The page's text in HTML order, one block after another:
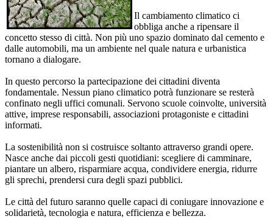
Il cambiamento climatico ci
obbliga anche a ripensare il
concetto stesso di città. Non più uno spazio dominato dal cemento e
dalle automobili, ma un ambiente nel quale natura e urbanistica
tornano a dialogare.
In questo percorso la partecipazione dei cittadini diventa
fondamentale. Nessun piano climatico potrà funzionare se resterà
confinato negli uffici comunali. Servono scuole coinvolte, università
attive, imprese responsabili, associazioni protagoniste e cittadini
informati.
La sostenibilità non si costruisce soltanto attraverso grandi opere.
Nasce anche dai piccoli gesti quotidiani: scegliere di camminare,
piantare un albero, risparmiare acqua, condividere energia, ridurre
gli sprechi, prendersi cura degli spazi pubblici.
Le città del futuro saranno quelle capaci di coniugare innovazione e
solidarietà, tecnologia e natura, efficienza e bellezza.